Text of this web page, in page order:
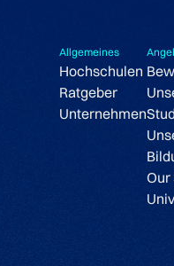
Allgemeines
Hochschulen
Ratgeber
Unternehmen
Our